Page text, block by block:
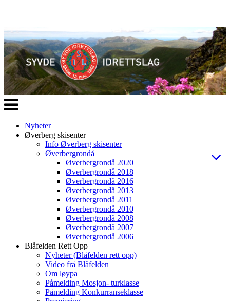
Veksle
navigasjon
Nyheter
Øverberg skisenter
Info Øverberg skisenter
Øverbergrondå
Øverbergrondå 2020
Øverbergrondå 2018
Øverbergrondå 2016
Øverbergrondå 2013
Øverbergrondå 2011
Øverbergrondå 2010
Øverbergrondå 2008
Øverbergrondå 2007
Øverbergrondå 2006
Blåfelden Rett Opp
Nyheter (Blåfelden rett opp)
Video frå Blåfelden
Om løypa
Påmelding Mosjon- turklasse
Påmelding Konkurranseklasse